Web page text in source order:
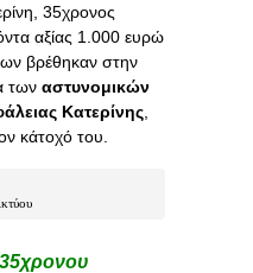
35χρονος
αξίας 1.000 ευρώ
βρέθηκαν στην
των αστυνομικών
Κατερίνης
κάτοχό του.